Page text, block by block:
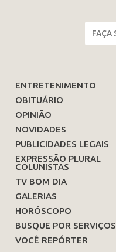
ENTRETENIMENTO
OBITUÁRIO
OPINIÃO
NOVIDADES
PUBLICIDADES LEGAIS
EXPRESSÃO PLURAL
COLUNISTAS
TV BOM DIA
GALERIAS
HORÓSCOPO
BUSQUE POR SERVIÇOS
VOCÊ REPÓRTER